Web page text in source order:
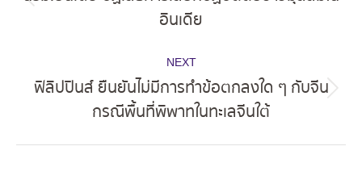
Previous
post:
อินเดีย
NEXT
Next
post:
ฟิลิปปินส์ ยืนยันไม่มีการทำข้อตกลงใด ๆ กับจีน
กรณีพื้นที่พิพาทในทะเลจีนใต้